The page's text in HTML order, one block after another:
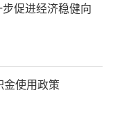
促进经济稳健向
使用政策